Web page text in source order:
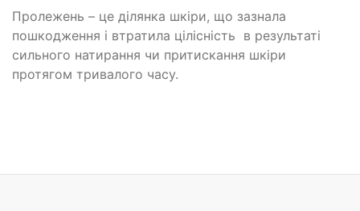
Пролежень – це ділянка шкіри, що зазнала
пошкодження і втратила цілісність в результаті
сильного натирання чи притискання шкіри
протягом тривалого часу.